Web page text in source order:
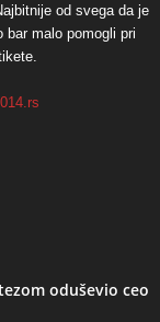
od svega da je
bar malo pomogli pri
oduševio ceo